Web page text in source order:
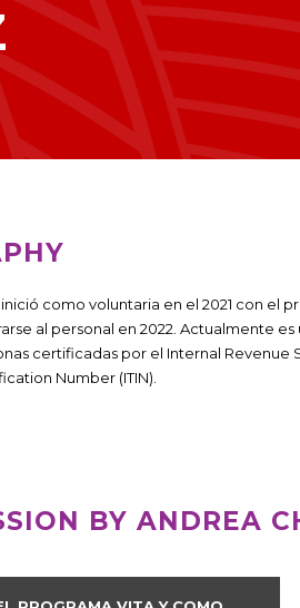
como voluntaria en el 2021 con el
al personal en 2022. Actualmente
certificadas por el Internal
Number (ITIN).
BY ANDREA